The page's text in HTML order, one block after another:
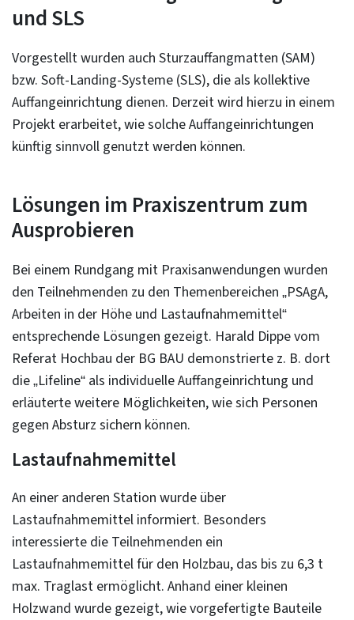
und SLS
Vorgestellt wurden auch Sturzauffangmatten (SAM)
bzw. Soft-Landing-Systeme (SLS), die als kollektive
Auffangeinrichtung dienen. Derzeit wird hierzu in einem
Projekt erarbeitet, wie solche Auffangeinrichtungen
künftig sinnvoll genutzt werden können.
Lösungen im Praxiszentrum zum
Ausprobieren
Bei einem Rundgang mit Praxisanwendungen wurden
den Teilnehmenden zu den Themenbereichen „PSAgA,
Arbeiten in der Höhe und Lastaufnahmemittel“
entsprechende Lösungen gezeigt. Harald Dippe vom
Referat Hochbau der BG BAU demonstrierte z. B. dort
die „Lifeline“ als individuelle Auffangeinrichtung und
erläuterte weitere Möglichkeiten, wie sich Personen
gegen Absturz sichern können.
Lastaufnahmemittel
An einer anderen Station wurde über
Lastaufnahmemittel informiert. Besonders
interessierte die Teilnehmenden ein
Lastaufnahmemittel für den Holzbau, das bis zu 6,3 t
max. Traglast ermöglicht. Anhand einer kleinen
Holzwand wurde gezeigt, wie vorgefertigte Bauteile